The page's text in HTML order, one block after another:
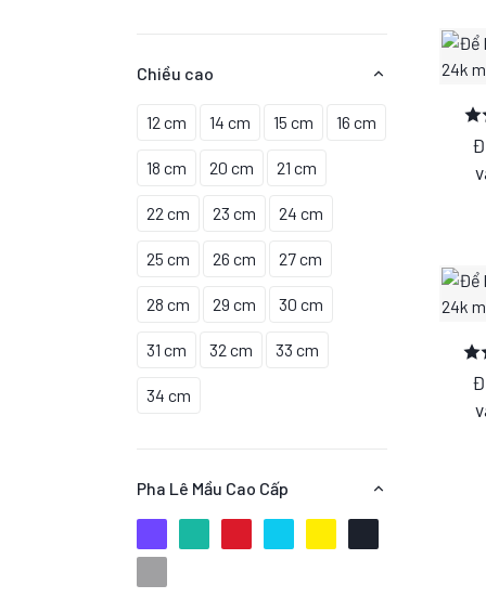
Cuộc thi âm nhạc
Thể thao điện tử
Liên minh huyền thoại
Chiều cao
12 cm 14 cm 15 cm 16 cm
18 cm 20 cm 21 cm
22 cm 23 cm 24 cm
25 cm 26 cm 27 cm
28 cm 29 cm 30 cm
31 cm 32 cm 33 cm
34 cm
Pha Lê Mầu Cao Cấp